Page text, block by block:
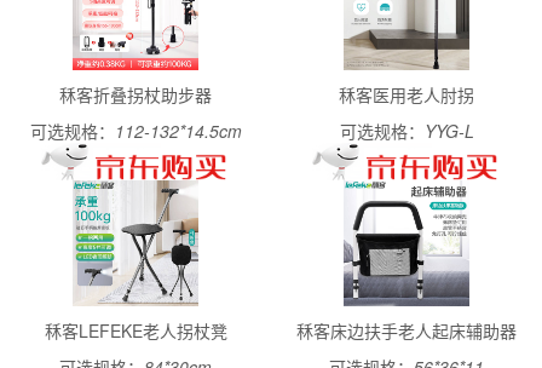
秝客折叠拐杖助步器
可选规格： 112-132*14.5cm
秝客医用老人肘拐
可选规格： YYG-L
秝客LEFEKE老人拐杖凳
秝客床边扶手老人起床辅助器